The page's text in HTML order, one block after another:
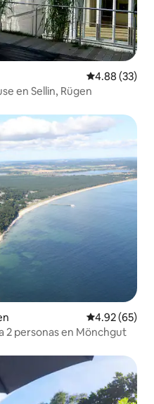
Calificación
4.88 (33)
en Sellin, Rügen
huéspedes
Calificación
4.92 (65)
2 personas en Mönchgut